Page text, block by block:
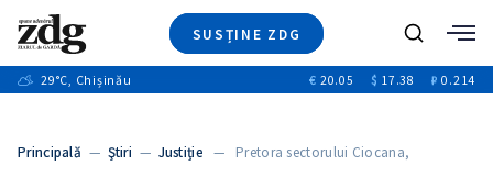
SUSȚINE ZDG
Ştiri
+11
Caută
29°C, Chișinău € 20.05 $ 17.38 ₽ 0.214
Principală — Ştiri — Justiție— Pretora sectorului Ciocana,